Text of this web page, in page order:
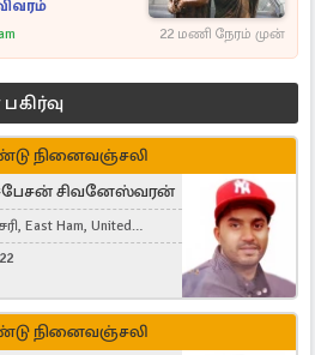
22 மணி நேரம் முன்
நினைவஞ்சலி
சிவனேஸ்வரன்
East Ham, United
நினைவஞ்சலி